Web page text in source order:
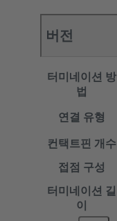
버전
터미네이션 방
법
연결 유형
컨택트핀 개수
접점 구성
터미네이션 길
이